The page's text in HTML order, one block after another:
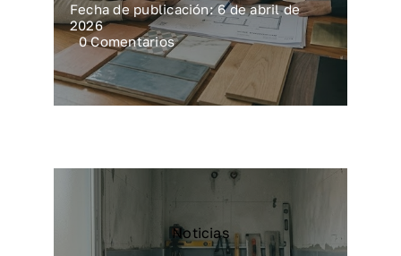
Fecha de publicación: 6 de abril de
2026
0 Comentarioson
Cómo
elegir
empresa
reformas
Noticias